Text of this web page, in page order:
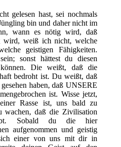
gelesen hast, sei nochmals
bin und daher nicht im
wann es nötig wird, daß
wird, weiß ich nicht, welche
geistigen Fähigkeiten.
sonst hättest du diesen
Die weißt, daß die
bedroht ist. Du weißt, daß
haben, daß UNSERE
ist. Wisse jetzt,
Rasse ist, uns bald zu
wachen, daß die Zivilisation
Sobald du die hier
aufgenommen und geistig
einer von uns mit dir in